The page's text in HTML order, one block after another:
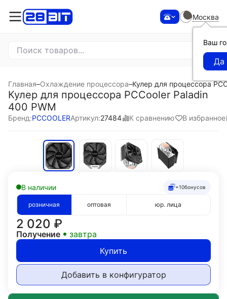
Москва
Ваш
Главная–Охлаждение процессора–Кулер для процессора
Кулер для процессора PCCooler Paladin
400 PWM
Бренд:PCCOOLERАртикул:27484 К сравнению В избранное
В наличии +10бонусов
розничная оптовая юр. лица
2 020 ₽
Получение
завтра
Купить
Добавить в конфигуратор